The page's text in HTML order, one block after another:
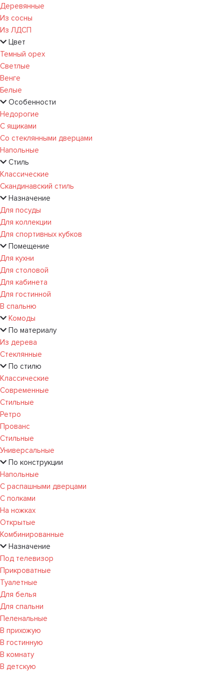
Деревянные
Из сосны
Из ЛДСП
Цвет
Темный орех
Светлые
Венге
Белые
Особенности
Недорогие
С ящиками
Со стеклянными дверцами
Напольные
Стиль
Классические
Скандинавский стиль
Назначение
Для посуды
Для коллекции
Для спортивных кубков
Помещение
Для кухни
Для столовой
Для кабинета
Для гостинной
В спальню
Комоды
По материалу
Из дерева
Стеклянные
По стилю
Классические
Современные
Стильные
Ретро
Прованс
Стильные
Универсальные
По конструкции
Напольные
С распашными дверцами
С полками
На ножках
Открытые
Комбинированные
Назначение
Под телевизор
Прикроватные
Туалетные
Для белья
Для спальни
Пеленальные
В прихожую
В гостинную
В комнату
В детскую